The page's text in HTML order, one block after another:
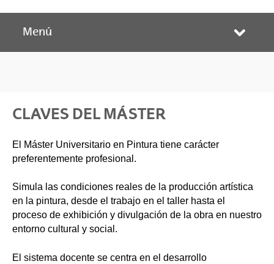
Menú
CLAVES DEL MÁSTER
El Máster Universitario en Pintura tiene carácter
preferentemente profesional.
Simula las condiciones reales de la producción artística
en la pintura, desde el trabajo en el taller hasta el
proceso de exhibición y divulgación de la obra en nuestro
entorno cultural y social.
El sistema docente se centra en el desarrollo